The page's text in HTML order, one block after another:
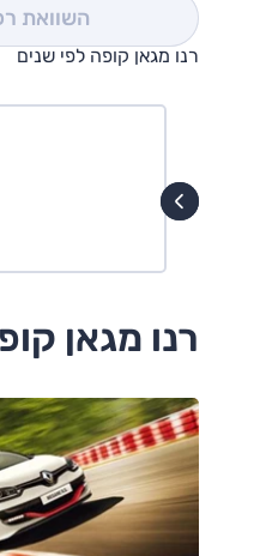
השוואת
רנו מגאן קופה לפי שנים
רנו מגאן